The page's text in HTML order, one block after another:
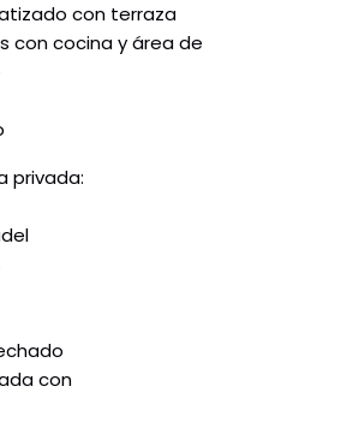
con terraza
con cocina y área de
privada:
con